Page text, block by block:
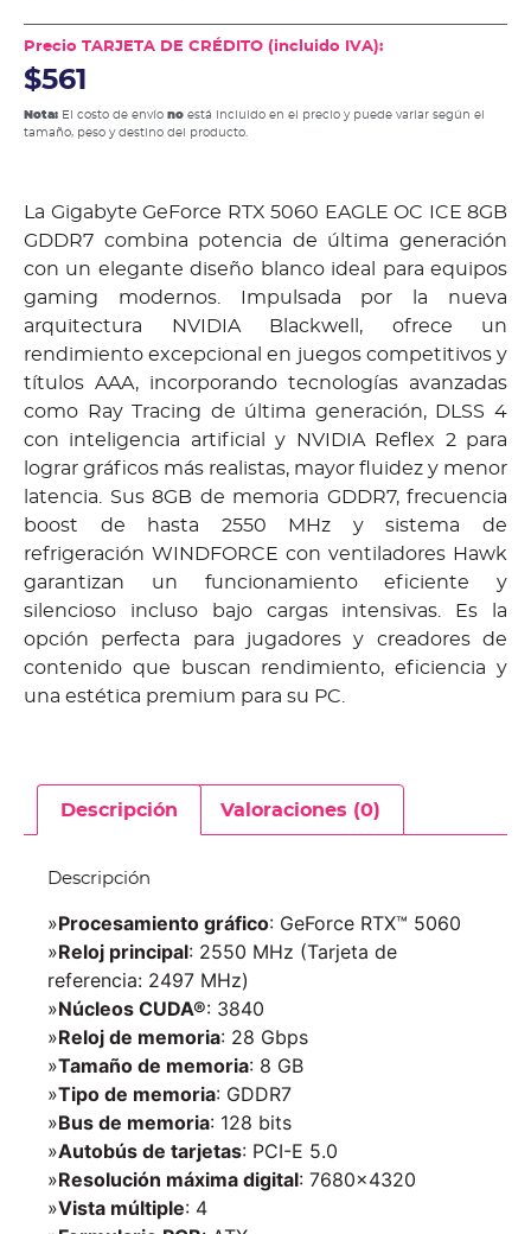
Precio TARJETA DE CRÉDITO (incluido IVA):
$561
Nota: El costo de envío no está incluido en el precio y puede variar según el
tamaño, peso y destino del producto.
La Gigabyte GeForce RTX 5060 EAGLE OC ICE 8GB
GDDR7 combina potencia de última generación
con un elegante diseño blanco ideal para equipos
gaming modernos. Impulsada por la nueva
arquitectura NVIDIA Blackwell, ofrece un
rendimiento excepcional en juegos competitivos y
títulos AAA, incorporando tecnologías avanzadas
como Ray Tracing de última generación, DLSS 4
con inteligencia artificial y NVIDIA Reflex 2 para
lograr gráficos más realistas, mayor fluidez y menor
latencia. Sus 8GB de memoria GDDR7, frecuencia
boost de hasta 2550 MHz y sistema de
refrigeración WINDFORCE con ventiladores Hawk
garantizan un funcionamiento eficiente y
silencioso incluso bajo cargas intensivas. Es la
opción perfecta para jugadores y creadores de
contenido que buscan rendimiento, eficiencia y
una estética premium para su PC.
Descripción Valoraciones (0)
Descripción
»Procesamiento gráfico: GeForce RTX™ 5060
»Reloj principal: 2550 MHz (Tarjeta de
referencia: 2497 MHz)
»Núcleos CUDA®: 3840
»Reloj de memoria: 28 Gbps
»Tamaño de memoria: 8 GB
»Tipo de memoria: GDDR7
»Bus de memoria: 128 bits
»Autobús de tarjetas: PCI-E 5.0
»Resolución máxima digital: 7680×4320
»Vista múltiple: 4